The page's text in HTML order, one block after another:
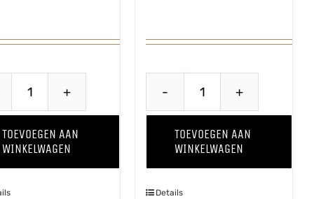
TOEVOEGEN AAN
WINKELWAGEN
the
TOEVOEGEN AAN
WINKELWAGEN
Details